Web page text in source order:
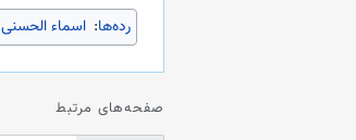
رده‌ها: اسماء الحسنی
صفحه‌های مرتبط